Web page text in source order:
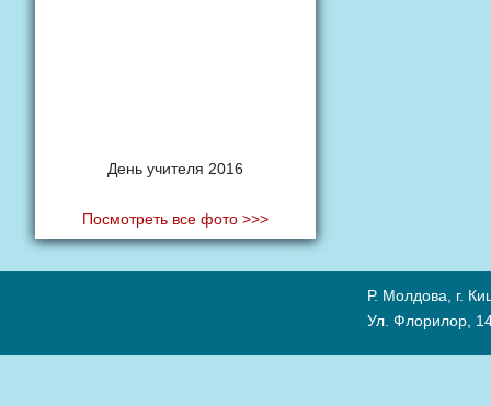
День учителя 2016
Посмотреть все фото >>>
Р. Молдова, г.
Ул. Флорилор,